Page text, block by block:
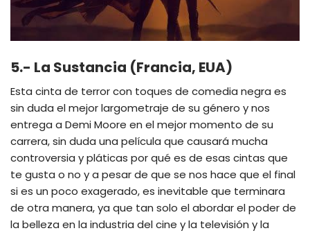
5.- La Sustancia (Francia, EUA)
Esta cinta de terror con toques de comedia negra es
sin duda el mejor largometraje de su género y nos
entrega a Demi Moore en el mejor momento de su
carrera, sin duda una película que causará mucha
controversia y pláticas por qué es de esas cintas que
te gusta o no y a pesar de que se nos hace que el final
si es un poco exagerado, es inevitable que terminara
de otra manera, ya que tan solo el abordar el poder de
la belleza en la industria del cine y la televisión y la